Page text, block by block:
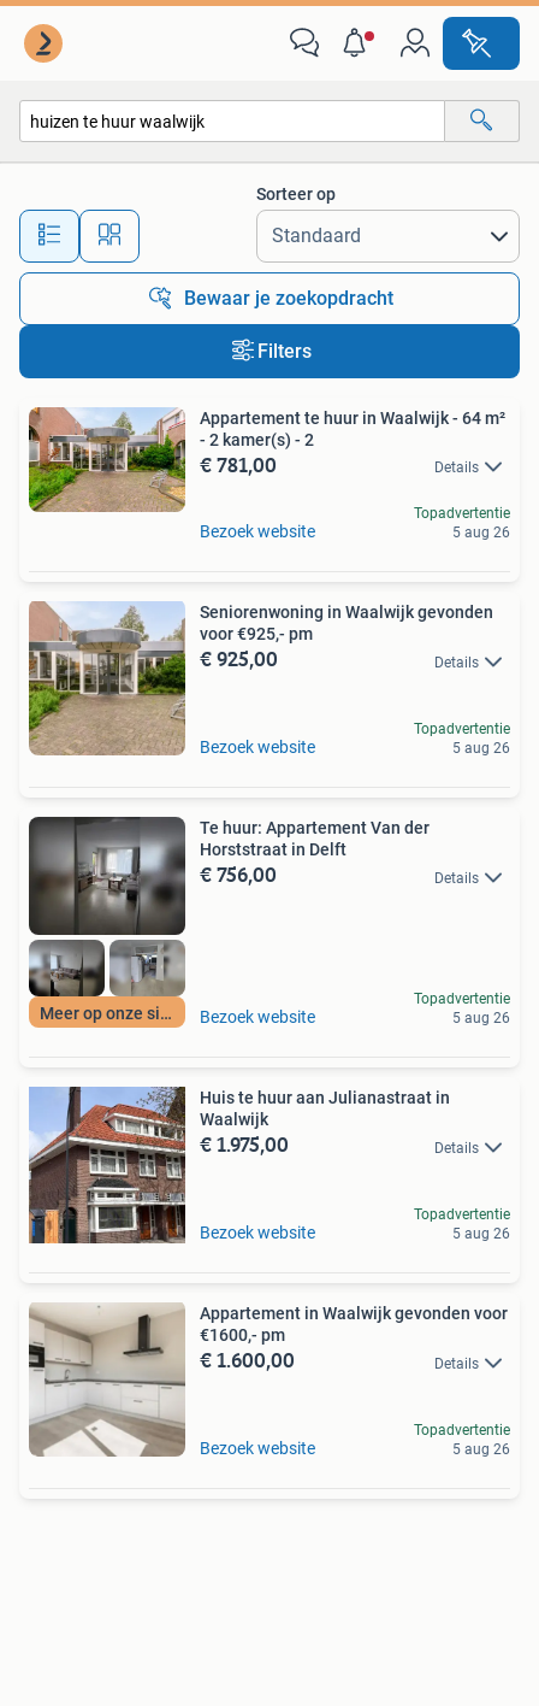
Alle afstanden…
Sorteer op
Bewaar je zoekopdracht
Filters
Appartement te huur in Waalwijk - 64 m²
- 2 kamer(s) - 2
€ 781,00 Details
Bezoek website
Topadvertentie
5 aug 26
Seniorenwoning in Waalwijk gevonden
voor €925,- pm
€ 925,00 Details
Bezoek website
Topadvertentie
5 aug 26
Meer op onze site
Te huur: Appartement Van der
Horststraat in Delft
€ 756,00 Details
Bezoek website
Topadvertentie
5 aug 26
Huis te huur aan Julianastraat in
Waalwijk
€ 1.975,00 Details
Bezoek website
Topadvertentie
5 aug 26
Appartement in Waalwijk gevonden voor
€1600,- pm
€ 1.600,00 Details
Bezoek website
Topadvertentie
5 aug 26